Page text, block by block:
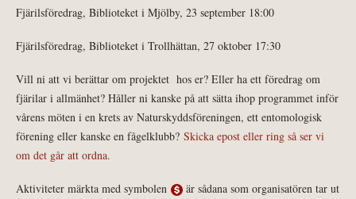
Fjärilsföredrag, Biblioteket i Mjölby, 23 september 18:00
Fjärilsföredrag, Biblioteket i Trollhättan, 27 oktober 17:30
Vill ni att vi berättar om projektet hos er? Eller ha ett föredrag om
fjärilar i allmänhet? Håller ni kanske på att sätta ihop programmet inför
vårens möten i en krets av Naturskyddsföreningen, ett entomologisk
förening eller kanske en fågelklubb? Skicka epost eller ring så ser vi
om det går att ordna.
Aktiviteter märkta med symbolen
är sådana som organisatören tar ut